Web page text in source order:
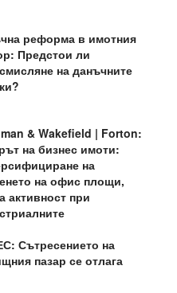
реформа в имотния
Предстои ли
на данъчните
& Wakefield | Forton:
на бизнес имоти:
на
на офис площи,
активност при
Сътресението на
пазар се отлага